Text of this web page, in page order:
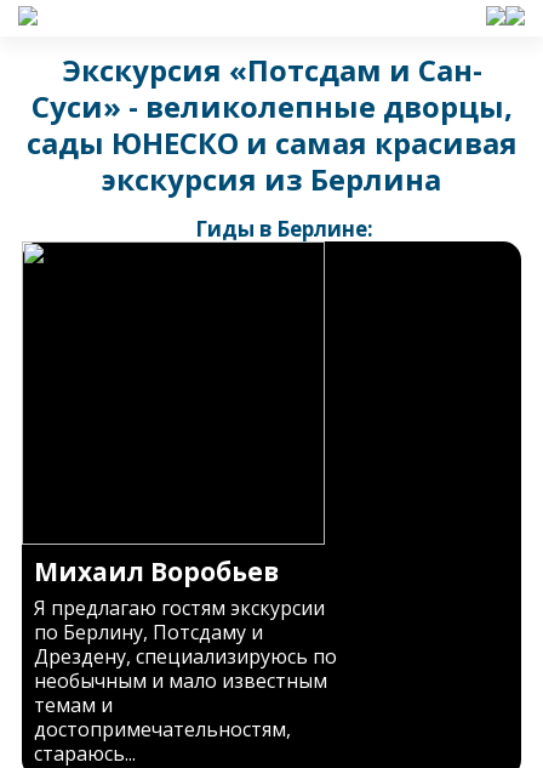
Экскурсия «Потсдам и Сан-
Суси» - великолепные дворцы,
сады ЮНЕСКО и самая красивая
экскурсия из Берлина
Гиды в Берлине:
Михаил Воробьев
Я предлагаю гостям экскурсии
по Берлину, Потсдаму и
Дрездену, специализируюсь по
необычным и мало известным
темам и
достопримечательностям,
стараюсь...